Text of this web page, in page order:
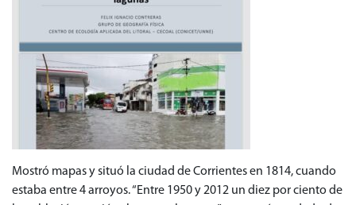
Mostró mapas y situó la ciudad de Corrientes en 1814, cuando
estaba entre 4 arroyos. “Entre 1950 y 2012 un diez por ciento de